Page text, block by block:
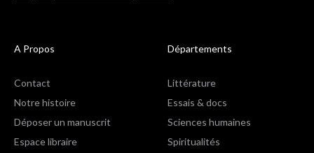
A Propos
Contact
Notre histoire
Déposer un manuscrit
Espace libraire
Départements
Littérature
Essais & docs
Sciences humaines
Spiritualités